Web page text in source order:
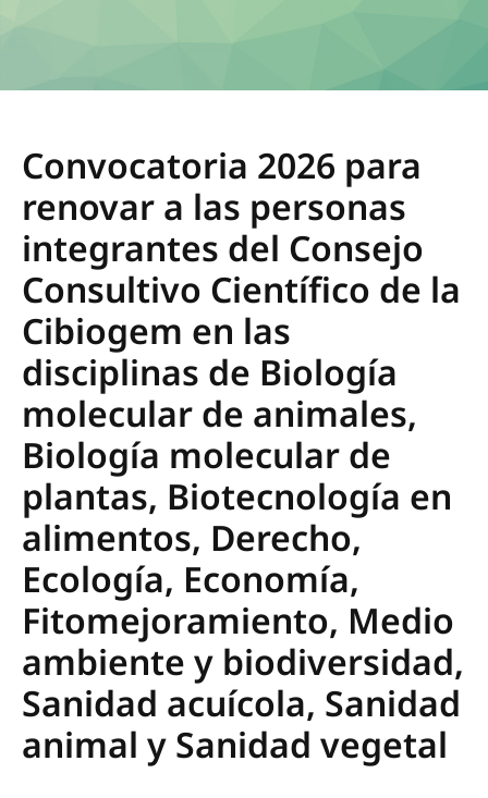
Convocatoria 2026 para
renovar a las personas
integrantes del Consejo
Consultivo Científico de la
Cibiogem en las
disciplinas de Biología
molecular de animales,
Biología molecular de
plantas, Biotecnología en
alimentos, Derecho,
Ecología, Economía,
Fitomejoramiento, Medio
ambiente y biodiversidad,
Sanidad acuícola, Sanidad
animal y Sanidad vegetal